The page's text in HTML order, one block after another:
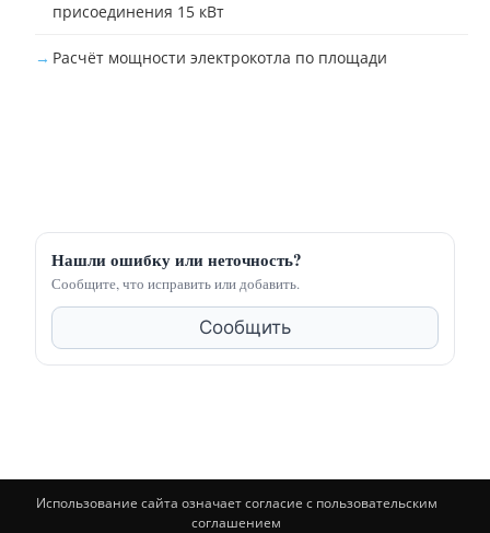
присоединения 15 кВт
Расчёт мощности электрокотла по площади
Нашли ошибку или неточность?
Сообщите, что исправить или добавить.
Сообщить
Использование сайта означает согласие с пользовательским
соглашением